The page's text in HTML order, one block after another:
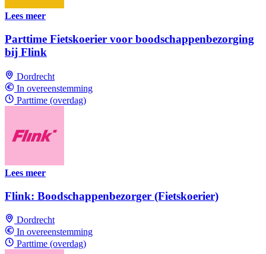
Lees meer
Parttime Fietskoerier voor boodschappenbezorging
bij Flink
Dordrecht
In overeenstemming
Parttime (overdag)
Lees meer
Flink: Boodschappenbezorger (Fietskoerier)
Dordrecht
In overeenstemming
Parttime (overdag)